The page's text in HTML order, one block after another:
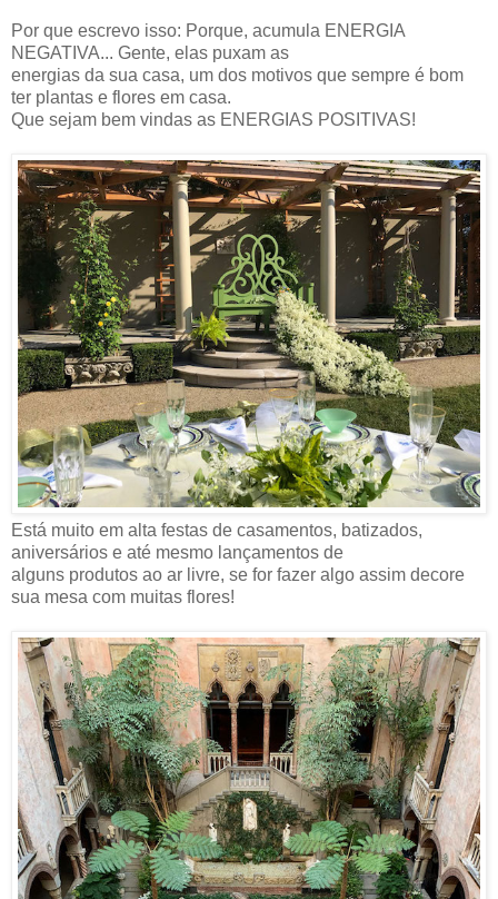
Por que escrevo isso: Porque, acumula ENERGIA
NEGATIVA... Gente, elas puxam as
energias da sua casa, um dos motivos que sempre é bom
ter plantas e flores em casa.
Que sejam bem vindas as ENERGIAS POSITIVAS!
Está muito em alta festas de casamentos, batizados,
aniversários e até mesmo lançamentos de
alguns produtos ao ar livre, se for fazer algo assim decore
sua mesa com muitas flores!